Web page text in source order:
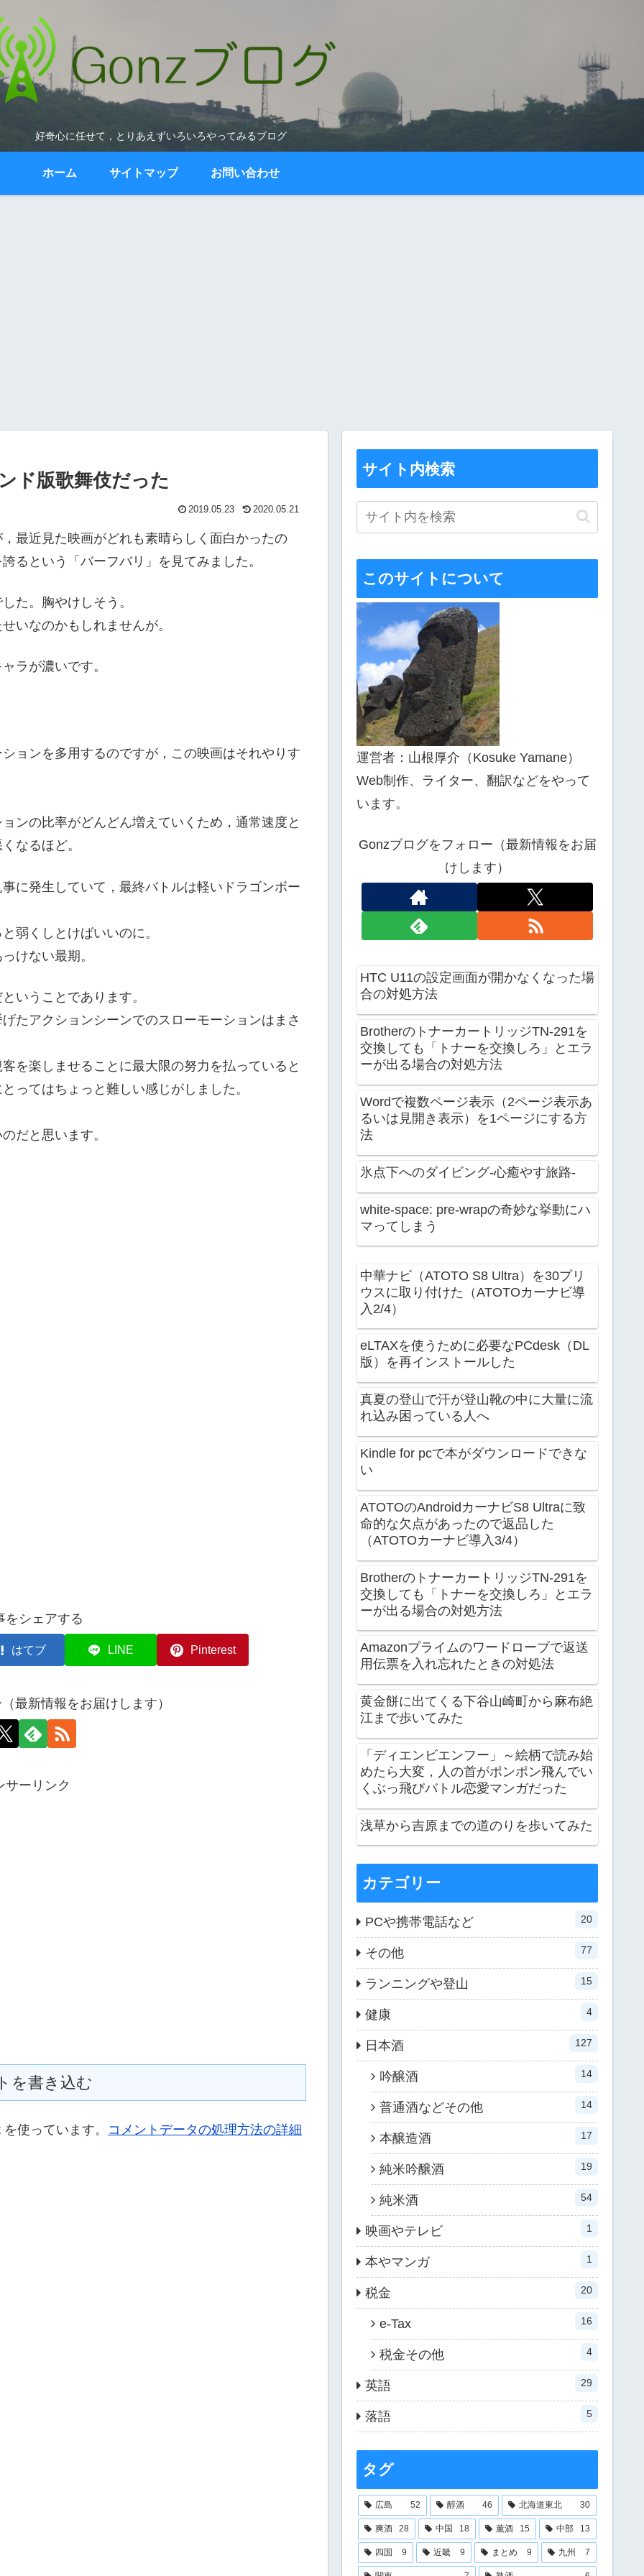
好奇心に任せて，とりあえずいろいろやってみるブログ
ホーム サイトマップ お問い合わせ
ド版歌舞伎だった
2019.05.23 2020.05.21
最近見た映画がどれも素晴らしく面白かったの
るという「バーフバリ」を見てみました。
た。胸やけしそう。
いなのかもしれませんが。
ラが濃いです。
ョンを多用するのですが，この映画はそれやりす
ンの比率がどんどん増えていくため，通常速度と
なるほど。
に発生していて，最終バトルは軽いドラゴンボー
弱くしとけばいいのに。
けない最期。
いうことであります。
たアクションシーンでのスローモーションはまさ
を楽しませることに最大限の努力を払っていると
ってはちょっと難しい感じがしました。
だと思います。
をシェアする
はてブ LINE Pinterest
最新情報をお届けします）
サーリンク
を書き込む
使っています。 コメントデータの処理方法の詳細
サイト内検索
このサイトについて
運営者：山根厚介（Kosuke Yamane）
Web制作、ライター、翻訳などをやって
います。
Gonzブログをフォロー（最新情報をお届
けします）
HTC U11の設定画面が開かなくなった場
合の対処方法
BrotherのトナーカートリッジTN-291を
交換しても「トナーを交換しろ」とエラ
ーが出る場合の対処方法
Wordで複数ページ表示（2ページ表示あ
るいは見開き表示）を1ページにする方
法
氷点下へのダイビング-心癒やす旅路-
white-space: pre-wrapの奇妙な挙動にハ
マってしまう
中華ナビ（ATOTO S8 Ultra）を30プリ
ウスに取り付けた（ATOTOカーナビ導
入2/4）
eLTAXを使うために必要なPCdesk（DL
版）を再インストールした
真夏の登山で汗が登山靴の中に大量に流
れ込み困っている人へ
Kindle for pcで本がダウンロードできな
い
ATOTOのAndroidカーナビS8 Ultraに致
命的な欠点があったので返品した
（ATOTOカーナビ導入3/4）
BrotherのトナーカートリッジTN-291を
交換しても「トナーを交換しろ」とエラ
ーが出る場合の対処方法
Amazonプライムのワードローブで返送
用伝票を入れ忘れたときの対処法
黄金餅に出てくる下谷山崎町から麻布絶
江まで歩いてみた
「ディエンビエンフー」～絵柄で読み始
めたら大変，人の首がポンポン飛んでい
くぶっ飛びバトル恋愛マンガだった
浅草から吉原までの道のりを歩いてみた
カテゴリー
PCや携帯電話など 20
その他 77
ランニングや登山 15
健康 4
日本酒 127
吟醸酒 14
普通酒などその他 14
本醸造酒 17
純米吟醸酒 19
純米酒 54
映画やテレビ 1
本やマンガ 1
税金 20
e-Tax 16
税金その他 4
英語 29
落語 5
タグ
広島 52 醇酒 46 北海道東北 30
爽酒 28 中国 18 薫酒 15 中部 13
四国 9 近畿 9 まとめ 9 九州 7